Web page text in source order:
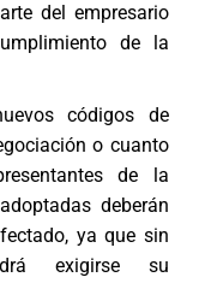
del empresario
de la
códigos de
o cuanto
de la
deberán
ya que sin
exigirse su